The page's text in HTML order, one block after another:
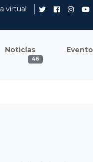
virtual
Noticias
46